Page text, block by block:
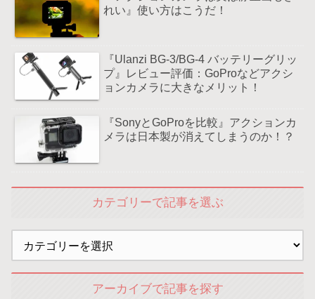
れい』使い方はこうだ！
『Ulanzi BG-3/BG-4 バッテリーグリッ
プ』レビュー評価：GoProなどアクシ
ョンカメラに大きなメリット！
『SonyとGoProを比較』アクションカ
メラは日本製が消えてしまうのか！？
カテゴリーで記事を選ぶ
アーカイブで記事を探す